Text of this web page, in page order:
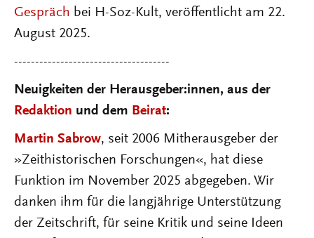
Gespräch bei H-Soz-Kult, veröffentlicht am 22.
August 2025.
-------------------------------------
Neuigkeiten der Herausgeber:innen, aus der
Redaktion und dem Beirat:
Martin Sabrow, seit 2006 Mitherausgeber der
»Zeithistorischen Forschungen«, hat diese
Funktion im November 2025 abgegeben. Wir
danken ihm für die langjährige Unterstützung
der Zeitschrift, für seine Kritik und seine Ideen